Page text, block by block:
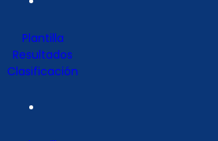
Plantilla
Resultados
Clasificación